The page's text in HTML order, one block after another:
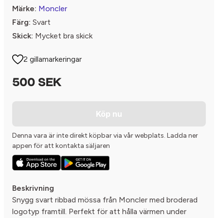
Märke: Moncler
Färg: Svart
Skick: Mycket bra skick
2 gillamarkeringar
500 SEK
Köp nu
Denna vara är inte direkt köpbar via vår webplats. Ladda ner
appen för att kontakta säljaren
Beskrivning
Snygg svart ribbad mössa från Moncler med broderad
logotyp framtill. Perfekt för att hålla värmen under